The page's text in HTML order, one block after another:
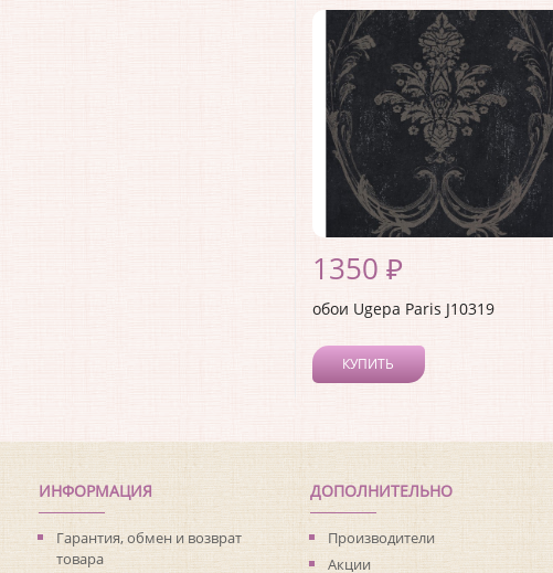
1350 ₽
обои Ugepa Paris J10319
КУПИТЬ
ИНФОРМАЦИЯ
Гарантия, обмен и возврат
товара
ДОПОЛНИТЕЛЬНО
Производители
Акции